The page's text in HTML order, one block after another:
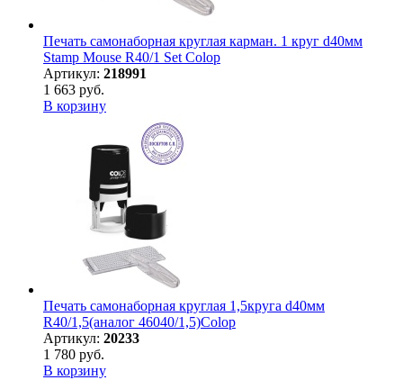
Печать самонаборная круглая карман. 1 круг d40мм
Stamp Mouse R40/1 Set Colop
Артикул: 218991
1 663 руб.
В корзину
Печать самонаборная круглая 1,5круга d40мм
R40/1,5(аналог 46040/1,5)Colop
Артикул: 20233
1 780 руб.
В корзину